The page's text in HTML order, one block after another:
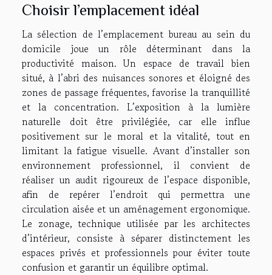
Choisir l’emplacement idéal
La sélection de l’emplacement bureau au sein du
domicile joue un rôle déterminant dans la
productivité maison. Un espace de travail bien
situé, à l’abri des nuisances sonores et éloigné des
zones de passage fréquentes, favorise la tranquillité
et la concentration. L’exposition à la lumière
naturelle doit être privilégiée, car elle influe
positivement sur le moral et la vitalité, tout en
limitant la fatigue visuelle. Avant d’installer son
environnement professionnel, il convient de
réaliser un audit rigoureux de l’espace disponible,
afin de repérer l’endroit qui permettra une
circulation aisée et un aménagement ergonomique.
Le zonage, technique utilisée par les architectes
d’intérieur, consiste à séparer distinctement les
espaces privés et professionnels pour éviter toute
confusion et garantir un équilibre optimal.